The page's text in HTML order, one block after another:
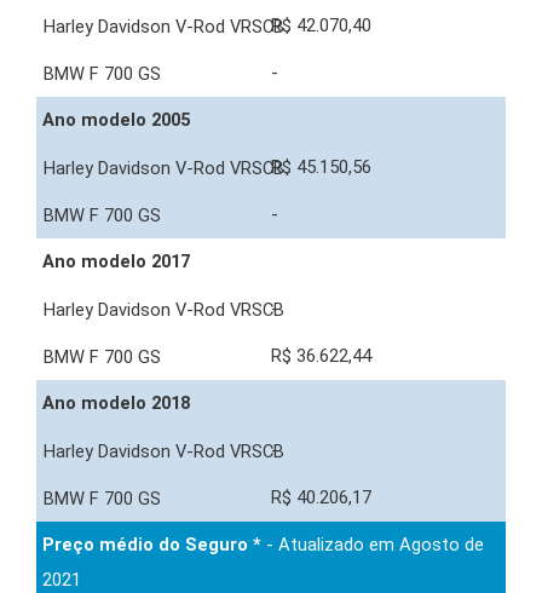
R$ 42.070,40
-
Ano modelo 2005
R$ 45.150,56
-
Ano modelo 2017
-
R$ 36.622,44
Ano modelo 2018
-
R$ 40.206,17
Preço médio do Seguro * - Atualizado em Agosto de
2021